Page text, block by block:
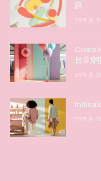
訊
29 5 月,
Crocs
日常穿
29 5 月,
29 5 月,